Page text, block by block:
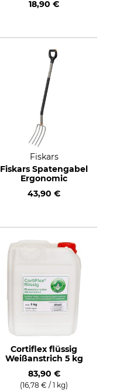
18,90 €
Fiskars
Fiskars Spatengabel
Ergonomic
43,90 €
Cortiflex flüssig
Weißanstrich 5 kg
83,90 €
(16,78 € / 1 kg)